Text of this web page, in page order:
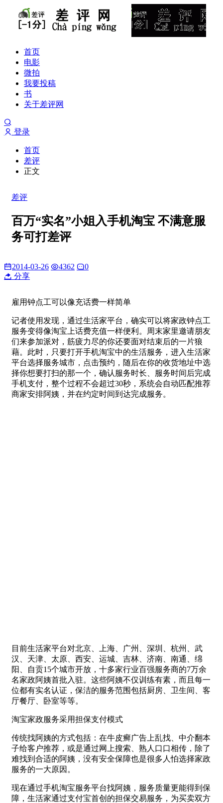
首页
电影
微拍
我要投稿
书
关于差评网
登录
首页
差评
正文
差评
百万“实名”小姐入手机淘宝 不满意服
务可打差评
2014-03-26 4362
0
分享
雇用钟点工可以像充话费一样简单
记者使用发现，通过生活家平台，确实可以将家政钟点工
服务变得像淘宝上话费充值一样便利。周末家里邀请朋友
们来参加派对，筋疲力尽的你还要面对结束后的一片狼
藉。此时，只要打开手机淘宝中的生活服务，进入生活家
平台选择服务城市，点击预约，随后在你的收货地址中选
择你想要打扫的那一个，确认服务时长、服务时间后完成
手机支付 ，整个过程不会超过30秒，系统会自动匹配推荐
商家安排阿姨，并在约定时间到达完成服务。
目前生活家平台对北京、上海、广州、深圳、杭州、武
汉、天津、太原、西安、运城、吉林、济南、南通、绵
阳、自贡15个城市开放，十多家行业百强服务商的7万余
名家政阿姨首批入驻。这些阿姨不仅训练有素，而且每一
位都有实名认证，保洁的服务范围包括厨房、卫生间、客
厅餐厅、卧室等等。
淘宝家政服务采用担保支付模式
传统找阿姨的方式包括：在牛皮癣广告上乱找、中介翻本
子给客户推荐，或是通过网上搜索、熟人口口相传，除了
难找到合适的阿姨，没有安全保障也是很多人怕选择家政
服务的一大原因。
现在通过手机淘宝服务平台找阿姨，服务质量更能得到保
障，生活家通过支付宝首创的担保交易服务，为买卖双方